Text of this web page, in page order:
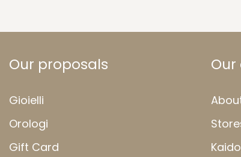
Our proposals
Gioielli
Orologi
Gift Card